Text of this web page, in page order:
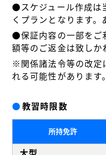
●スケジュール作成は
くプランとなります。
●保証内容の一部をご
額等のご返金は致しか
※関係諸法令等の改定
れる可能性があります
●教習時限数
所持免許